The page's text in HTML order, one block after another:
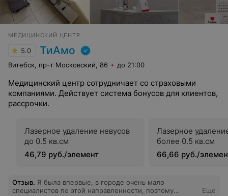
МЕДИЦИНСКИЙ ЦЕНТР
5.0 ТиАмо
Витебск, пр-т Московский, 86 до 21:00
Медицинский центр сотрудничает со страховыми
компаниями. Действует система бонусов для клиентов,
рассрочки.
Лазерное удаление невусов
до 0.5 кв.см
46,79 руб./элемент
Лазерное
более 0.5 кв.см
66,66 руб./
Отзыв. Я была впервые, в городе очень мало
специалистов по этой направленности, поэтому
Еще